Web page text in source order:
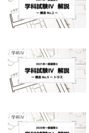
学科Ⅳ
学科Ⅳ